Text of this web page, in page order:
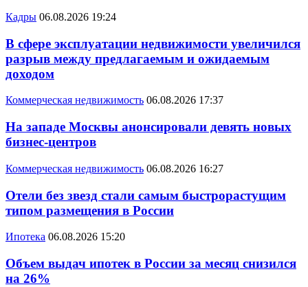
Кадры 06.08.2026 19:24
В сфере эксплуатации недвижимости увеличился
разрыв между предлагаемым и ожидаемым
доходом
Коммерческая недвижимость 06.08.2026 17:37
На западе Москвы анонсировали девять новых
бизнес-центров
Коммерческая недвижимость 06.08.2026 16:27
Отели без звезд стали самым быстрорастущим
типом размещения в России
Ипотека 06.08.2026 15:20
Объем выдач ипотек в России за месяц снизился
на 26%